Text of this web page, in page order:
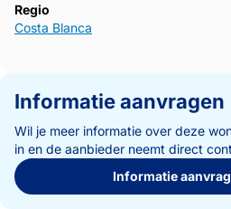
Regio
Costa Blanca
Informatie aanvragen
Wil je meer informatie over deze
in en de aanbieder neemt direct
Informatie